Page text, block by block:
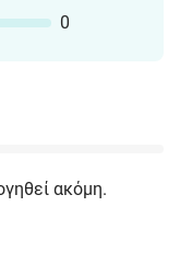
0
ακόμη.